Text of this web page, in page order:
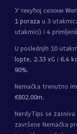
У текућој сезони
1 poraza u 3
utakmici) i 4
U poslednjih 10
lopte, 2.33 xG i 6.4
90%.
Nemačka trenutno
€802.00m.
NerdyTips se zasniva
završene Nemačka